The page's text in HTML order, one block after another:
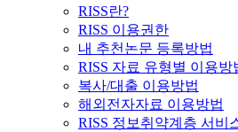
RISS란?
RISS 이용권한
내 추천논문 등록방법
RISS 자료 유형별 이용방
복사/대출 이용방법
해외전자자료 이용방법
RISS 정보취약계층 서비